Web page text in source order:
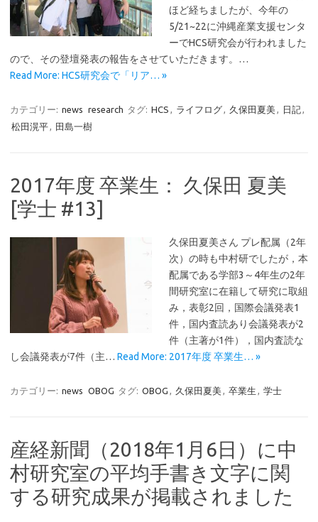
ほど経ちましたが、今年の
5/21~22に沖縄産業支援センタ
ーでHCS研究会が行われました
ので、その登壇発表の報告をさせていただきます。…
Read More: HCS研究会で「リア… »
カテゴリー: news research タグ: HCS , ライフログ, 久保田夏美, 日記,
松田滉平, 田島一樹
2017年度 卒業生： 久保田 夏美
[学士 #13]
久保田夏美さん プレ配属（2年
次）の時も中村研でしたが，本
配属である学部3～4年生の2年
間研究室に在籍して研究に取組
み，表彰2回，国際会議発表1
件，国内査読あり会議発表が2
件（主著が1件），国内査読な
し会議発表が7件（主… Read More: 2017年度 卒業生… »
カテゴリー: news OBOG タグ: OBOG , 久保田夏美, 卒業生 , 学士
産経新聞（2018年1月6日）に中
村研究室の平均手書き文字に関
する研究成果が掲載されました